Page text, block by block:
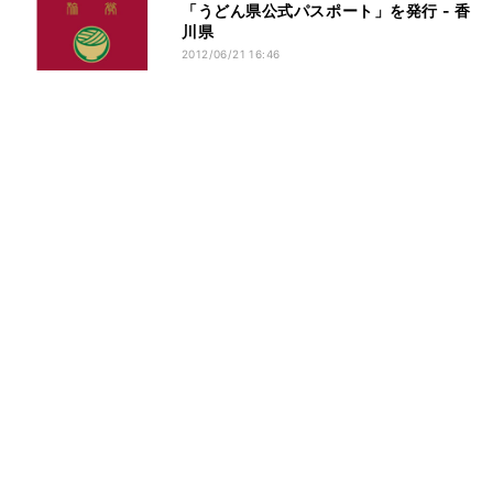
「うどん県公式パスポート」を発行 - 香
川県
2012/06/21 16:46